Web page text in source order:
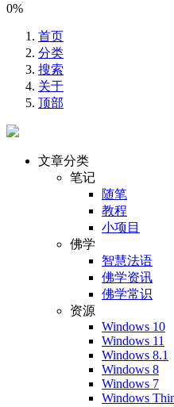
0%
首页
分类
搜索
关于
顶部
文章分类
笔记
随笔
教程
小项目
佛学
智慧法语
佛学资讯
佛学常识
资源
Windows 10
Windows 11
Windows 8.1
Windows 8
Windows 7
Windows